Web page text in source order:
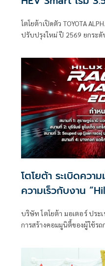
โตโยต้าเปิดตัว TOYOTA
ปรับปรุงใหม่ ปี 2569 ยกระ
โตโยต้า ระเบิดคว
ความเร็วกับงาน
บริษัท โตโยต้า มอเตอร์ ประ
การสร้างคอมมูนิตี้ของผู้ใช้รถ